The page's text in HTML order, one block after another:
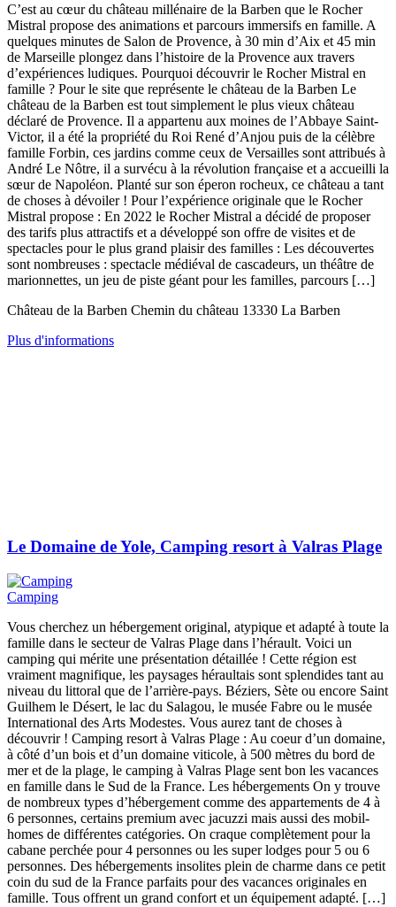
C’est au cœur du château millénaire de la Barben que le Rocher
Mistral propose des animations et parcours immersifs en famille. A
quelques minutes de Salon de Provence, à 30 min d’Aix et 45 min
de Marseille plongez dans l’histoire de la Provence aux travers
d’expériences ludiques. Pourquoi découvrir le Rocher Mistral en
famille ? Pour le site que représente le château de la Barben Le
château de la Barben est tout simplement le plus vieux château
déclaré de Provence. Il a appartenu aux moines de l’Abbaye Saint-
Victor, il a été la propriété du Roi René d’Anjou puis de la célèbre
famille Forbin, ces jardins comme ceux de Versailles sont attribués à
André Le Nôtre, il a survécu à la révolution française et a accueilli la
sœur de Napoléon. Planté sur son éperon rocheux, ce château a tant
de choses à dévoiler ! Pour l’expérience originale que le Rocher
Mistral propose : En 2022 le Rocher Mistral a décidé de proposer
des tarifs plus attractifs et a développé son offre de visites et de
spectacles pour le plus grand plaisir des familles : Les découvertes
sont nombreuses : spectacle médiéval de cascadeurs, un théâtre de
marionnettes, un jeu de piste géant pour les familles, parcours […]
Château de la Barben Chemin du château 13330 La Barben
Plus d'informations
Le Domaine de Yole, Camping resort à Valras Plage
Camping
Vous cherchez un hébergement original, atypique et adapté à toute la
famille dans le secteur de Valras Plage dans l’hérault. Voici un
camping qui mérite une présentation détaillée ! Cette région est
vraiment magnifique, les paysages héraultais sont splendides tant au
niveau du littoral que de l’arrière-pays. Béziers, Sète ou encore Saint
Guilhem le Désert, le lac du Salagou, le musée Fabre ou le musée
International des Arts Modestes. Vous aurez tant de choses à
découvrir ! Camping resort à Valras Plage : Au coeur d’un domaine,
à côté d’un bois et d’un domaine viticole, à 500 mètres du bord de
mer et de la plage, le camping à Valras Plage sent bon les vacances
en famille dans le Sud de la France. Les hébergements On y trouve
de nombreux types d’hébergement comme des appartements de 4 à
6 personnes, certains premium avec jacuzzi mais aussi des mobil-
homes de différentes catégories. On craque complètement pour la
cabane perchée pour 4 personnes ou les super lodges pour 5 ou 6
personnes. Des hébergements insolites plein de charme dans ce petit
coin du sud de la France parfaits pour des vacances originales en
famille. Tous offrent un grand confort et un équipement adapté. […]